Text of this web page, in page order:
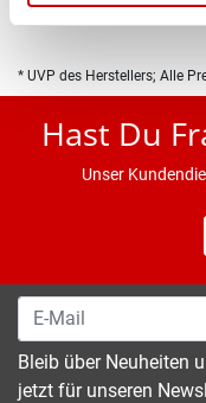
* UVP des Herstellers; Alle
Hast Du
Unser
Bleib über Neuheiten
jetzt für unseren